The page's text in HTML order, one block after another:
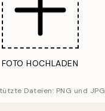
FOTO HOCHLADEN
Dateien: PNG und JPG